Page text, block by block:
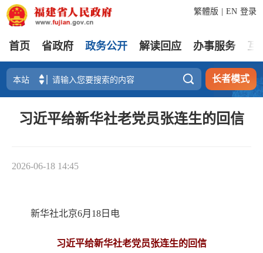
登录
繁體版 EN
首页 省政府 政务公开 解读回应 办事服务 互
 长者模式
习近平给新华社老党员张连生的回信
2026-06-18 14:45
新华社北京6月18日电
习近平给新华社老党员张连生的回信